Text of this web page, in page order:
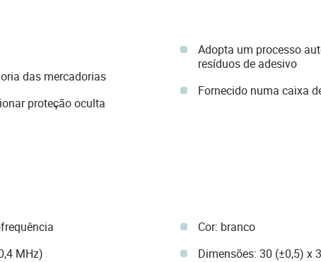
das mercadorias
proteção oculta
Adopta um processo
resíduos de adesivo
Fornecido numa caixa
MHz)
Cor: branco
Dimensões: 30 (±0,5) x